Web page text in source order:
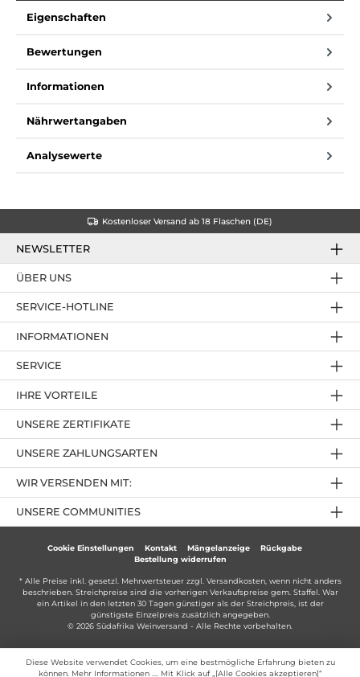
Eigenschaften
Bewertungen
Informationen
Nährwertangaben
Analysewerte
Kostenloser Versand ab 18 Flaschen (DE)
NEWSLETTER
SERVICE-HOTLINE
IHRE VORTEILE
UNSERE ZAHLUNGSARTEN
ÜBER UNS
UNSERE ZERTIFIKATE
INFORMATIONEN
SERVICE
UNSERE COMMUNITIES
WIR VERSENDEN MIT:
Cookie Einstellungen Kontakt Mängelanzeige
Rückgabe
Bestellung widerrufen
* Alle Preise inkl. gesetzl. Mehrwertsteuer zzgl. Versandkosten, wenn nicht anders
beschrieben. Streichpreise sind die vorherigen Verkaufspreise gem. Staffel. War
ein Artikel in den letzten 30 Tagen günstiger als der Streichpreis, ist der
günstigste Einzelpreis zusätzlich angegeben.
© 2026 Südafrika Weinversand - Alle Rechte vorbehalten.
Diese Website verwendet Cookies, um eine bestmögliche Erfahrung bieten zu
können. Mehr Informationen ... . Mit Klick auf „[Alle Cookies akzeptieren]“